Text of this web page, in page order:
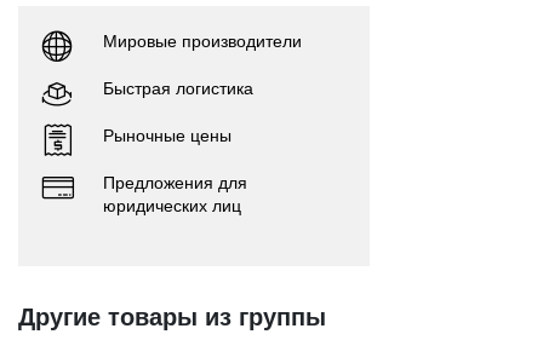
Мировые производители
Быстрая логистика
Рыночные цены
Предложения для
юридических лиц
Другие товары из группы